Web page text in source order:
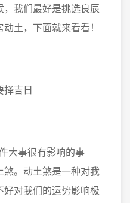
，我们最好是挑选良辰
土，下面就来看看！
吉日
事很有影响的事
煞。动土煞是一种对我
对我们的运势影响极